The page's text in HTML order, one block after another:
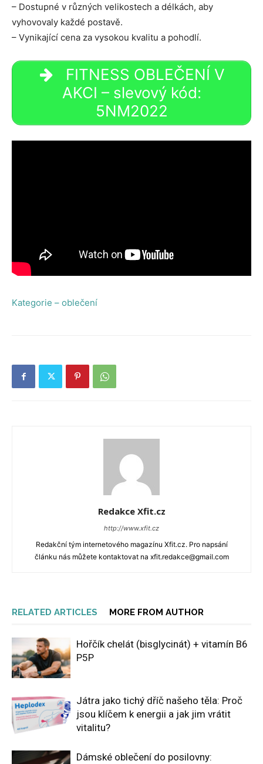
– Dostupné v různých velikostech a délkách, aby
vyhovovaly každé postavě.
– Vynikající cena za vysokou kvalitu a pohodlí.
FITNESS OBLEČENÍ V
AKCI – slevový kód:
5NM2022
Kategorie – oblečení
Redakce Xfit.cz
http://www.xfit.cz
Redakční tým internetového magazínu Xfit.cz. Pro napsání
článku nás můžete kontaktovat na xfit.redakce@gmail.com
RELATED ARTICLES MORE FROM AUTHOR
Hořčík chelát (bisglycinát) + vitamín B6
P5P
Játra jako tichý dříč našeho těla: Proč
jsou klíčem k energii a jak jim vrátit
vitalitu?
Dámské oblečení do posilovny: